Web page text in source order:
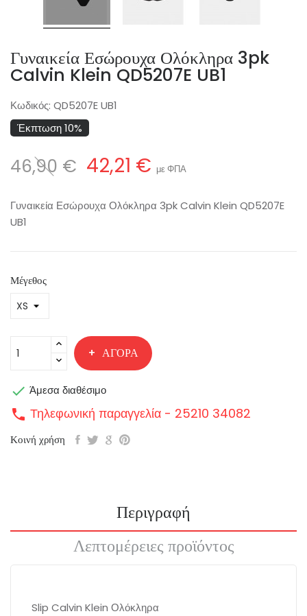
Γυναικεία Εσώρουχα Ολόκληρα 3pk
Calvin Klein QD5207E UB1
Κωδικός: QD5207E UB1
Έκπτωση 10%
46,90 € 42,21 € με ΦΠΑ
Γυναικεία Εσώρουχα Ολόκληρα 3pk Calvin Klein QD5207E
UB1
Μέγεθος
ΑΓΟΡΆ
 Άμεσα διαθέσιμο
call Τηλεφωνική παραγγελία - 25210 34082
Κοινή χρήση
Περιγραφή
Λεπτομέρειες προϊόντος
Slip Calvin Klein Ολόκληρα